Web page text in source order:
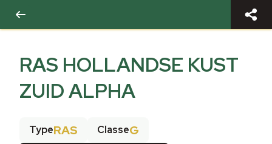
RAS HOLLANDSE KUST
ZUID ALPHA
TypeRAS ClasseG